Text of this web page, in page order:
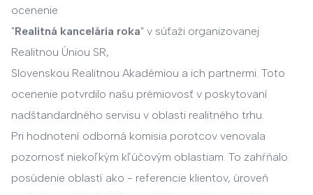
ocenenie
"Realitná kancelária roka" v súťaži organizovanej
Realitnou Úniou SR,
Slovenskou Realitnou Akadémiou a ich partnermi. Toto
ocenenie potvrdilo našu prémiovosť v poskytovaní
nadštandardného servisu v oblasti realitného trhu.
Pri hodnotení odborná komisia porotcov venovala
pozornosť niekoľkým kľúčovým oblastiam. To zahŕňalo
posúdenie oblastí ako - referencie klientov, úroveň